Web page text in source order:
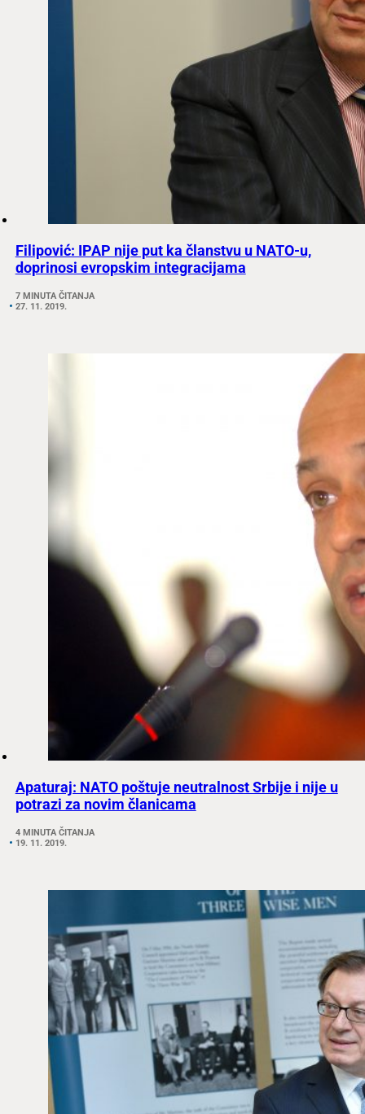
Filipović: IPAP nije put ka članstvu u NATO-u,
doprinosi evropskim integracijama
7 MINUTA ČITANJA
27. 11. 2019.
Apaturaj: NATO poštuje neutralnost Srbije i nije u
potrazi za novim članicama
4 MINUTA ČITANJA
19. 11. 2019.